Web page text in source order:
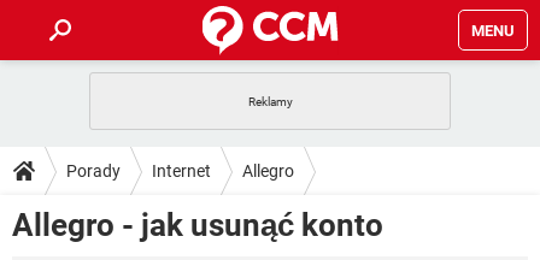
MENU
GRY WHATSAPP
SPOTIFY NETFLIX
PORADY
PlayStation TIKTOK
GRY WHATSAPP
DO POBRANIA
Porady Internet Allegro
Allegro - jak usunąć konto